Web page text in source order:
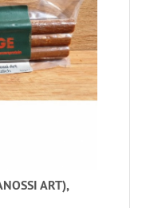
ART),